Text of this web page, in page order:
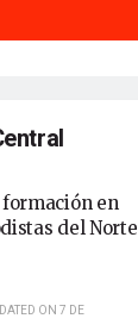
formación en
del Norte
ON 7 DE